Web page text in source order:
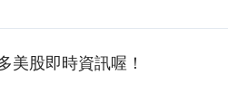
美股即時資訊喔！